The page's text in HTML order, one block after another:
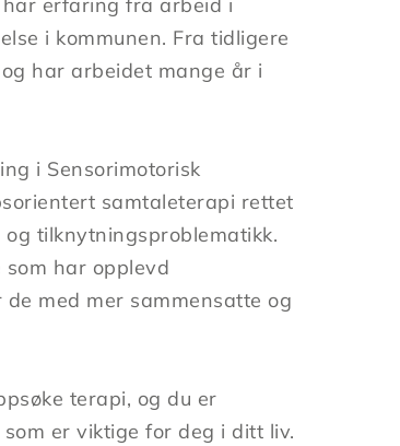
har erfaring fra arbeid i
i kommunen. Fra tidligere
har arbeidet mange år i
i Sensorimotorisk
samtaleterapi rettet
tilknytningsproblematikk.
har opplevd
med mer sammensatte og
terapi, og du er
er viktige for deg i ditt liv.